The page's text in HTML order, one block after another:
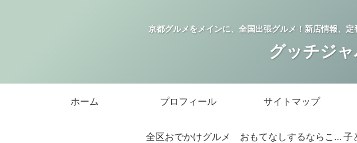
京都グルメをメインに、全国出張グルメ！新店情報、
グッチジ
ホーム プロフィール サイトマップ
全区おでかけグルメ おもてなしするならこの店